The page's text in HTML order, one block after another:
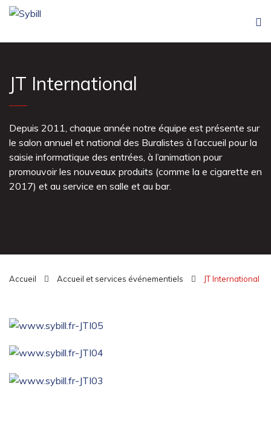
JT International
Depuis 2011, chaque année notre équipe est présente sur
le salon annuel et national des Buralistes à l’accueil pour la
saisie informatique des entrées, à l’animation pour
promouvoir les nouveaux produits (comme la e cigarette en
2017) et au service en salle et au bar.
Accueil Accueil et services événementiels JT International